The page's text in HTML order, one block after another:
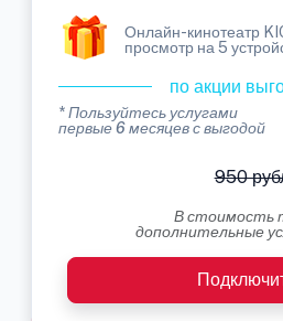
Онлайн-кинотеатр
просмотр на 5
по акции
* Пользуйтесь услугами
первые 6 месяцев с выгодой
950
В стоимость
дополнительные